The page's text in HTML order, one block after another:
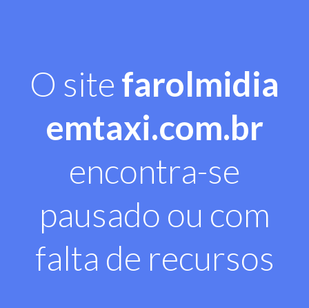
O site farolmidia
emtaxi.com.br
encontra-se
pausado ou com
falta de recursos